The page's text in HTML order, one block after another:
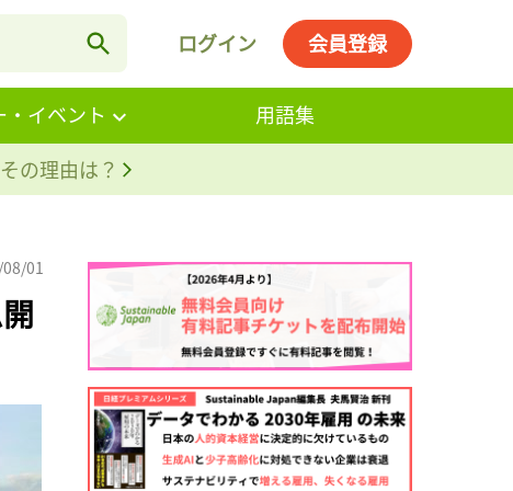
ログイン 会員登録
・イベント
用語集
の理由は？
01